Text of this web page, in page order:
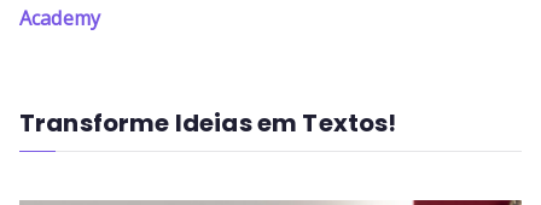
Academy
Transforme Ideias em Textos!